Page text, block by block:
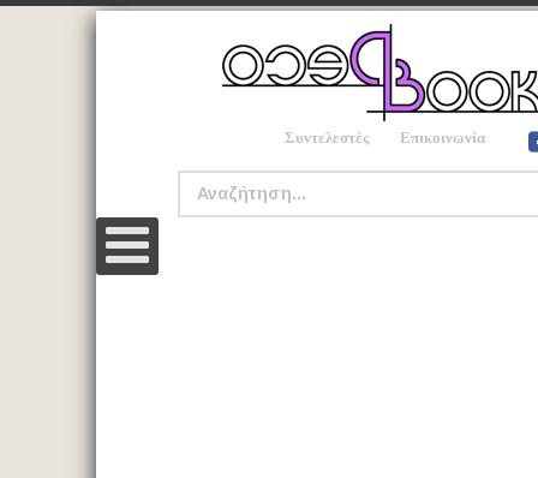
Συντελεστές Επικοινωνία